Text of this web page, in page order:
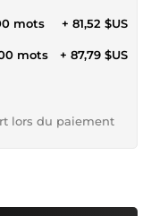
mots + 81,52 $US
mots + 87,79 $US
lors du paiement